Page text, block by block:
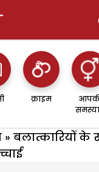
क्राइम
» बलात्कारियों